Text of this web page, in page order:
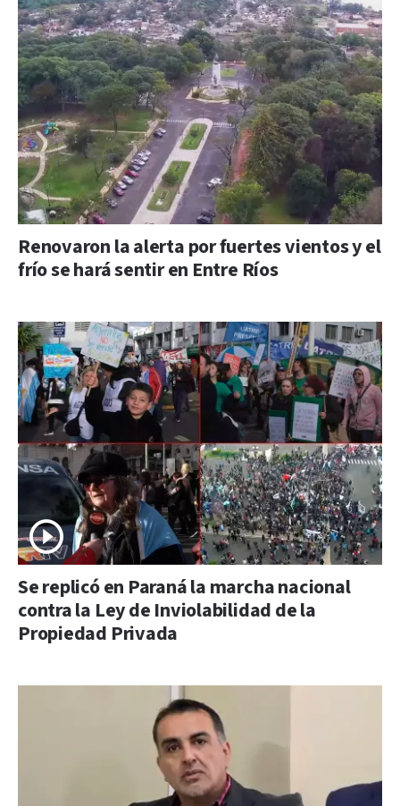
Renovaron la alerta por fuertes vientos y el
frío se hará sentir en Entre Ríos
Se replicó en Paraná la marcha nacional
contra la Ley de Inviolabilidad de la
Propiedad Privada